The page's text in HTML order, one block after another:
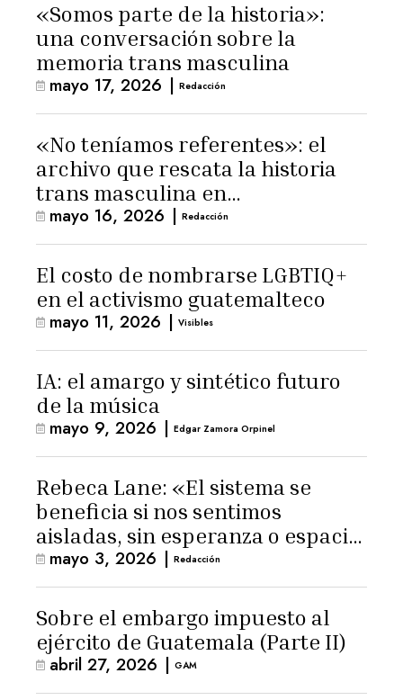
«Somos parte de la historia»:
una conversación sobre la
memoria trans masculina
mayo 17, 2026 | Redacción
«No teníamos referentes»: el
archivo que rescata la historia
trans masculina en
Latinoamérica
mayo 16, 2026 | Redacción
El costo de nombrarse LGBTIQ+
en el activismo guatemalteco
mayo 11, 2026 | Visibles
IA: el amargo y sintético futuro
de la música
mayo 9, 2026 | Edgar Zamora Orpinel
Rebeca Lane: «El sistema se
beneficia si nos sentimos
aisladas, sin esperanza o espacio
para la ternura»
mayo 3, 2026 | Redacción
Sobre el embargo impuesto al
ejército de Guatemala (Parte II)
abril 27, 2026 | GAM